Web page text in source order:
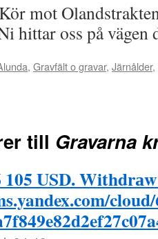
mot
hittar oss på vägen
, Gravfält o gravar, Järnålder,
till Gravarna
105 USD.